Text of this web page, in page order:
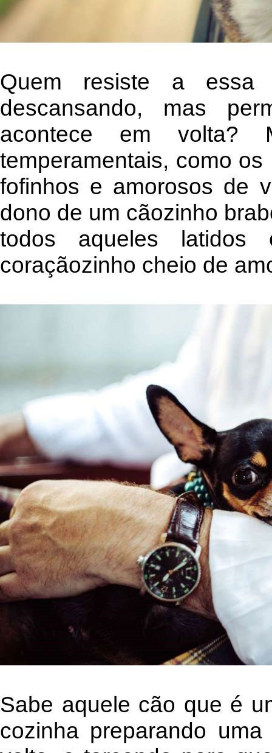
Quem resiste a essa
descansando, mas
acontece em volta?
temperamentais, como
fofinhos e amorosos de
dono de um cãozinho
todos aqueles latidos
coraçãozinho cheio de
Sabe aquele cão que é
cozinha preparando